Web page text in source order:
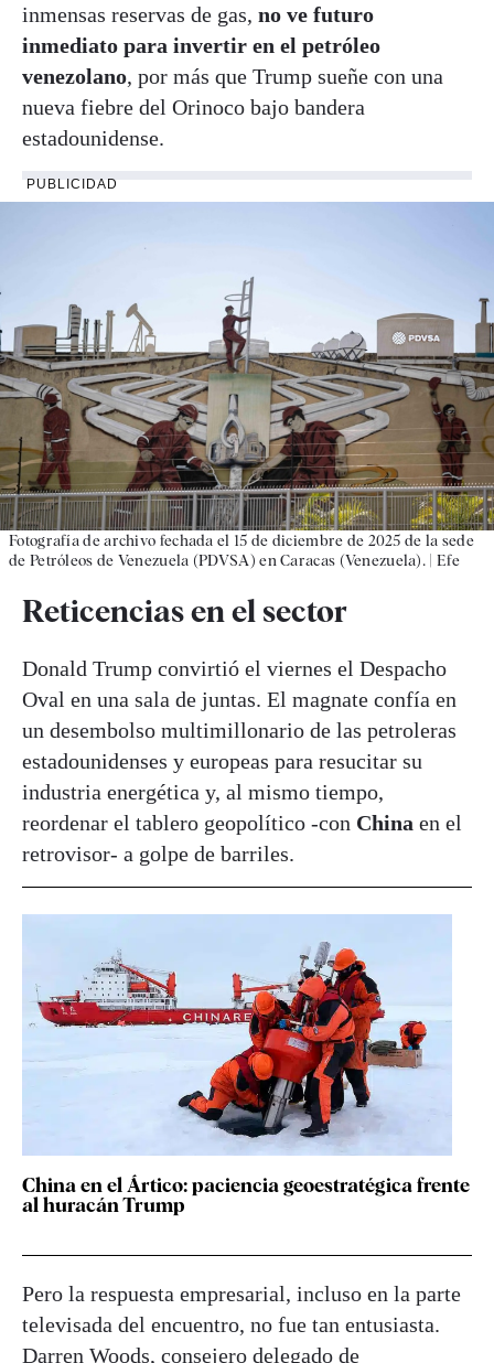
inmensas reservas de gas, no ve futuro
inmediato para invertir en el petróleo
venezolano, por más que Trump sueñe con una
nueva fiebre del Orinoco bajo bandera
estadounidense.
PUBLICIDAD
Fotografía de archivo fechada el 15 de diciembre de 2025 de la sede
de Petróleos de Venezuela (PDVSA) en Caracas (Venezuela).
|Efe
Reticencias en el sector
Donald Trump convirtió el viernes el Despacho
Oval en una sala de juntas. El magnate confía en
un desembolso multimillonario de las petroleras
estadounidenses y europeas para resucitar su
industria energética y, al mismo tiempo,
reordenar el tablero geopolítico -con China en el
retrovisor- a golpe de barriles.
China en el Ártico: paciencia geoestratégica frente
al huracán Trump
Pero la respuesta empresarial, incluso en la parte
televisada del encuentro, no fue tan entusiasta.
Darren Woods, consejero delegado de